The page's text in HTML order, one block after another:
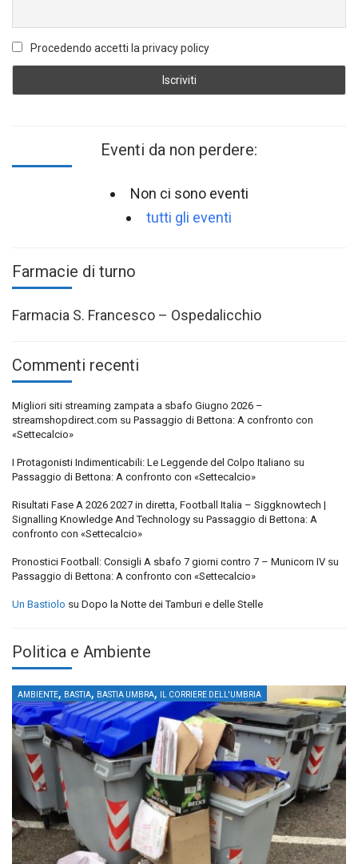
Procedendo accetti la privacy policy
Eventi da non perdere:
Non ci sono eventi
tutti gli eventi
Farmacie di turno
Farmacia S. Francesco – Ospedalicchio
Commenti recenti
Migliori siti streaming zampata a sbafo Giugno 2026 –
streamshopdirect.com su Passaggio di Bettona: A confronto con
«Settecalcio»
I Protagonisti Indimenticabili: Le Leggende del Colpo Italiano su
Passaggio di Bettona: A confronto con «Settecalcio»
Risultati Fase A 2026 2027 in diretta, Football Italia – Siggknowtech |
Signalling Knowledge And Technology su Passaggio di Bettona: A
confronto con «Settecalcio»
Pronostici Football: Consigli A sbafo 7 giorni contro 7 – Municorn IV su
Passaggio di Bettona: A confronto con «Settecalcio»
Un Bastiolo su Dopo la Notte dei Tamburi e delle Stelle
Politica e Ambiente
AMBIENTE, BASTIA, BASTIA UMBRA, IL CORRIERE DELL'UMBRIA